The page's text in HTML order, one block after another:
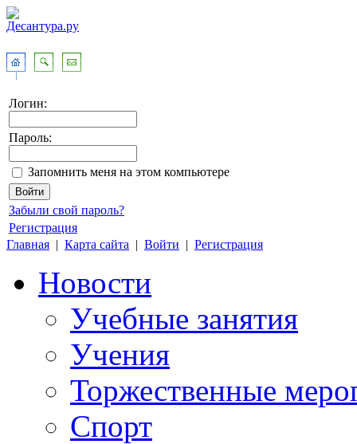
Логин:
Пароль:
Запомнить меня на этом компьютере
Забыли свой пароль?
Регистрация
Главная | Карта сайта | Войти | Регистрация
Новости
Учебные занятия
Учения
Торжественные
Спорт